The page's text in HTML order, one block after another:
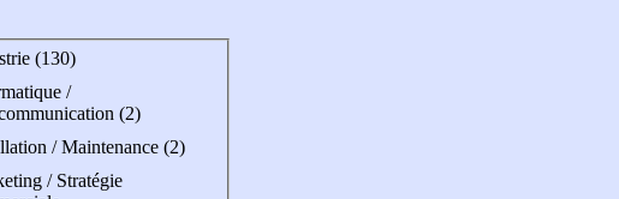
(130)
/
(2)
/ Maintenance (2)
/ Stratégie